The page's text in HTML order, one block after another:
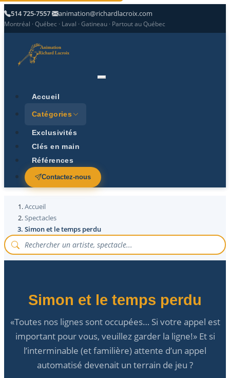
514 725-7557 animation@richardlacroix.com
Montréal · Québec · Laval · Gatineau · Partout au Québec
Accueil
Catégories
Exclusivités
Clés en main
Références
Contactez-nous
Accueil
Spectacles
Simon et le temps perdu
Simon et le temps perdu
«Toutes nos lignes sont occupées… Si votre appel est
important pour vous, veuillez garder la ligne!» Et si
l’interminable (et familière) attente d’un appel
automatisé devenait un terrain de jeu ?